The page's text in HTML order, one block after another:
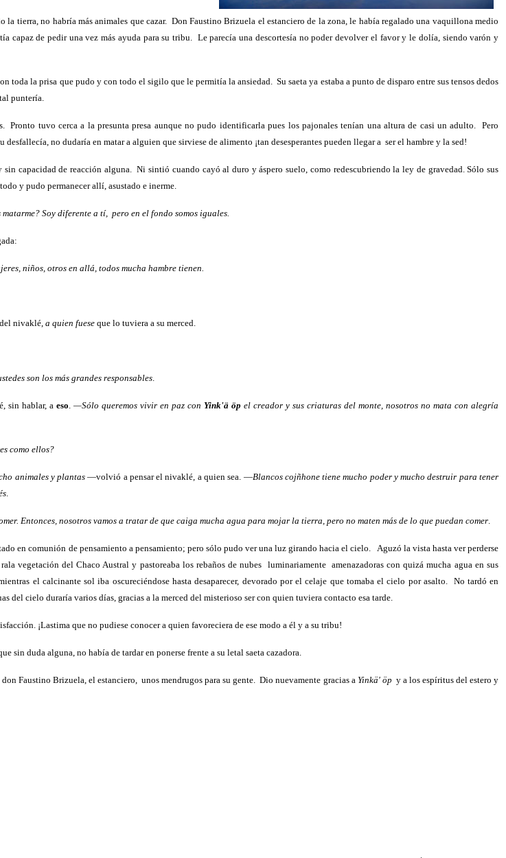
la tierra, no habría más animales que cazar. Don Faustino Brizuela el estanciero de la zona, le había regalado una vaquillona medio
capaz de pedir una vez más ayuda para su tribu. Le parecía una descortesía no poder devolver el favor y le dolía, siendo varón y
toda la prisa que pudo y con todo el sigilo que le permitía la ansiedad. Su saeta ya estaba a punto de disparo entre sus tensos dedos
puntería.
Pronto tuvo cerca a la presunta presa aunque no pudo identificarla pues los pajonales tenían una altura de casi un adulto.
Pero
desfallecía, no dudaría en matar a alguien que sirviese de alimento ¡tan desesperantes pueden llegar a ser el hambre y la sed!
capacidad de reacción alguna. Ni sintió cuando cayó al duro y áspero suelo, como redescubriendo la ley de gravedad. Sólo sus
y pudo permanecer allí, asustado e inerme.
Soy diferente a tí, pero en el fondo somos iguales.
niños, otros en allá, todos mucha hambre tienen.
nivaklé, a quien fuese que lo tuviera a su merced.
son los más grandes responsables.
sin hablar, a eso. —Sólo queremos vivir en paz con Yink'ä öp el creador y sus criaturas del monte, nosotros no mata con alegría
como ellos?
animales y plantas —volvió a pensar el nivaklé, a quien sea. —Blancos cojñhone tiene mucho poder y mucho destruir para tener
.
Entonces, nosotros vamos a tratar de que caiga mucha agua para mojar la tierra, pero no maten más de lo que puedan comer.
en comunión de pensamiento a pensamiento; pero sólo pudo ver una luz girando hacia el cielo. Aguzó la vista hasta ver perderse
vegetación del Chaco Austral y pastoreaba los rebaños de nubes luminariamente amenazadoras con quizá mucha agua en sus
el calcinante sol iba oscureciéndose hasta desaparecer, devorado por el celaje que tomaba el cielo por asalto.
No tardó en
del cielo duraría varios días, gracias a la merced del misterioso ser con quien tuviera contacto esa tarde.
¡Lastima que no pudiese conocer a quien favoreciera de ese modo a él y a su tribu!
sin duda alguna, no había de tardar en ponerse frente a su letal saeta cazadora.
Faustino Brizuela, el estanciero, unos mendrugos para su gente. Dio nuevamente gracias a Yinkä' öp y a los espíritus del estero y